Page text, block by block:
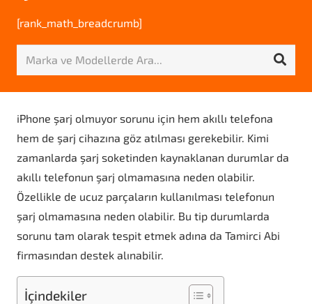
[rank_math_breadcrumb]
iPhone şarj olmuyor sorunu için hem akıllı telefona
hem de şarj cihazına göz atılması gerekebilir. Kimi
zamanlarda şarj soketinden kaynaklanan durumlar da
akıllı telefonun şarj olmamasına neden olabilir.
Özellikle de ucuz parçaların kullanılması telefonun
şarj olmamasına neden olabilir. Bu tip durumlarda
sorunu tam olarak tespit etmek adına da Tamirci Abi
firmasından destek alınabilir.
İçindekiler